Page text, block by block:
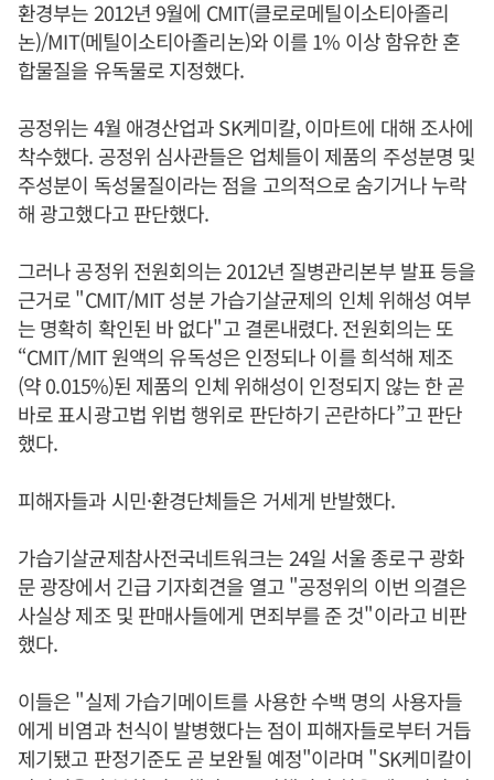
환경부는 2012년 9월에 CMIT(클로로메틸이소티아졸리
논)/MIT(메틸이소티아졸리논)와 이를 1% 이상 함유한 혼
합물질을 유독물로 지정했다.
공정위는 4월 애경산업과 SK케미칼, 이마트에 대해 조사에
착수했다. 공정위 심사관들은 업체들이 제품의 주성분명 및
주성분이 독성물질이라는 점을 고의적으로 숨기거나 누락
해 광고했다고 판단했다.
그러나 공정위 전원회의는 2012년 질병관리본부 발표 등을
근거로 "CMIT/MIT 성분 가습기살균제의 인체 위해성 여부
는 명확히 확인된 바 없다"고 결론내렸다. 전원회의는 또
“CMIT/MIT 원액의 유독성은 인정되나 이를 희석해 제조
(약 0.015%)된 제품의 인체 위해성이 인정되지 않는 한 곧
바로 표시광고법 위법 행위로 판단하기 곤란하다”고 판단
했다.
피해자들과 시민·환경단체들은 거세게 반발했다.
가습기살균제참사전국네트워크는 24일 서울 종로구 광화
문 광장에서 긴급 기자회견을 열고 "공정위의 이번 의결은
사실상 제조 및 판매사들에게 면죄부를 준 것"이라고 비판
했다.
이들은 "실제 가습기메이트를 사용한 수백 명의 사용자들
에게 비염과 천식이 발병했다는 점이 피해자들로부터 거듭
제기됐고 판정기준도 곧 보완될 예정"이라며 "SK케미칼이